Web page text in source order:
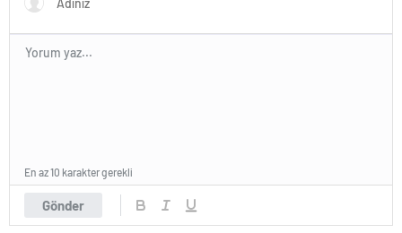
Gönder
En az 10 karakter gerekli